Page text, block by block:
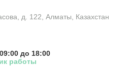
д. 122, Алматы, Казахстан
до 18:00
работы